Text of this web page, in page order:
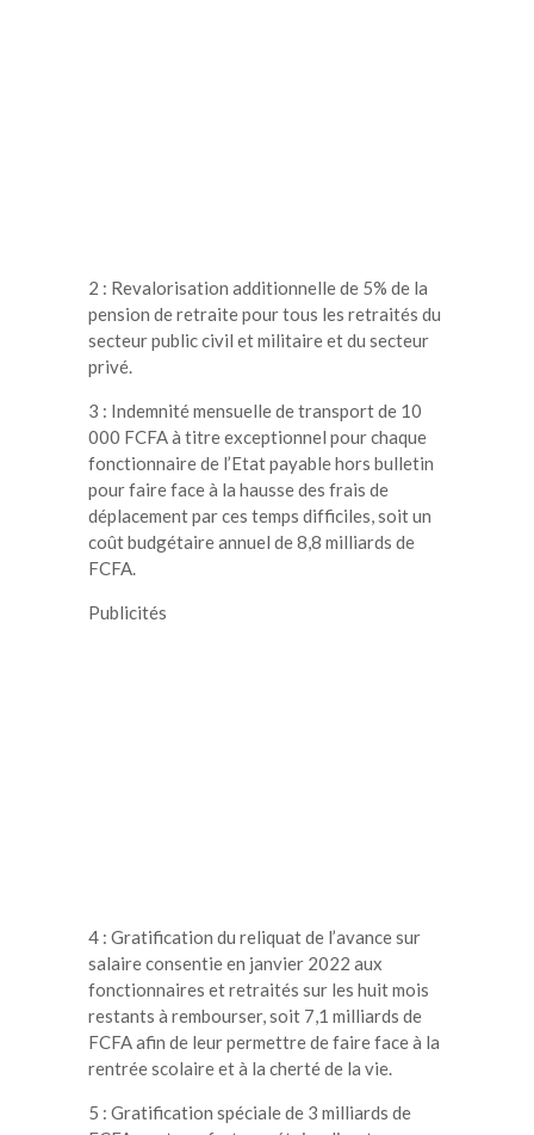
2 : Revalorisation additionnelle de 5% de la
pension de retraite pour tous les retraités du
secteur public civil et militaire et du secteur
privé.
3 : Indemnité mensuelle de transport de 10
000 FCFA à titre exceptionnel pour chaque
fonctionnaire de l’Etat payable hors bulletin
pour faire face à la hausse des frais de
déplacement par ces temps difficiles, soit un
coût budgétaire annuel de 8,8 milliards de
FCFA.
Publicités
4 : Gratification du reliquat de l’avance sur
salaire consentie en janvier 2022 aux
fonctionnaires et retraités sur les huit mois
restants à rembourser, soit 7,1 milliards de
FCFA afin de leur permettre de faire face à la
rentrée scolaire et à la cherté de la vie.
5 : Gratification spéciale de 3 milliards de